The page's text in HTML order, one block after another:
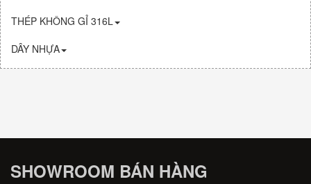
THÉP KHÔNG GỈ 316L
DÂY NHỰA
SHOWROOM BÁN HÀNG